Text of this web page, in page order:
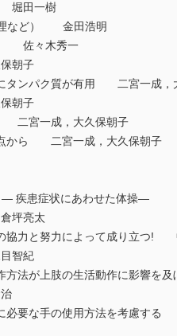
堀田一樹
理など） 金田浩明
佐々木秀一
朝子
タンパク質が有用 二宮一成，
朝子
宮一成，大久保朝子
から 二宮一成，大久保朝子
疾患症状にあわせた体操—
坪亮太
協力と努力によって成り立つ!
智紀
法が上肢の生活動作に影響
要な手の使用方法を考慮す